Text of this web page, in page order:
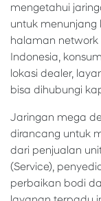
mengetahui
untuk
halaman
Indonesia,
lokasi dealer,
bisa dihubungi
Jaringan mega
dirancang untuk
dari penjualan
(Service),
perbaikan bodi